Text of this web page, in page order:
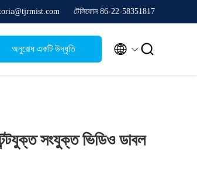
টেলিফোন 86-22-58351817
অনুরোধ একটি উদ্ধৃতি  
সংযুক্ত ভিডিও ডাবল